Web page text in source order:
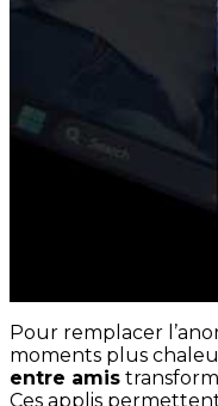
Pour remplacer
moments plus
entre amis
Ces applis